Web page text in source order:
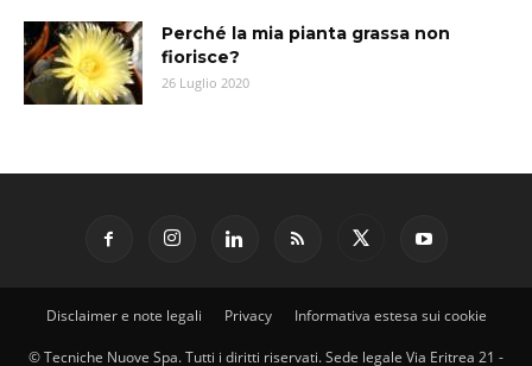
Perché la mia pianta grassa non
fiorisce?
26 Luglio 2020
Disclaimer e note legali Privacy Informativa estesa sui cookie
© Tecniche Nuove Spa. Tutti i diritti riservati. Sede legale Via Eritrea 21 -